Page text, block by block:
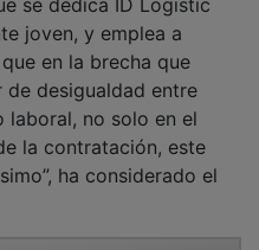
joven, y emplea a
en la brecha que
desigualdad entre
laboral, no solo en el
la contratación, este
ha considerado el